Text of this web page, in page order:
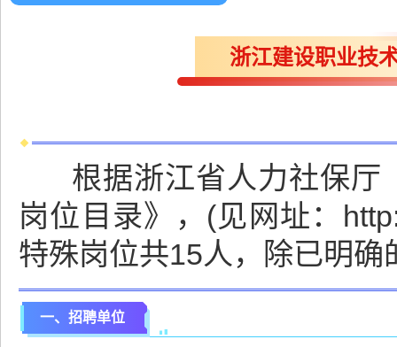
浙江建设职业技
根据浙江省人力社保厅
岗位目录》，(见网址：
特殊岗位共15人，除已明
一、招聘单位